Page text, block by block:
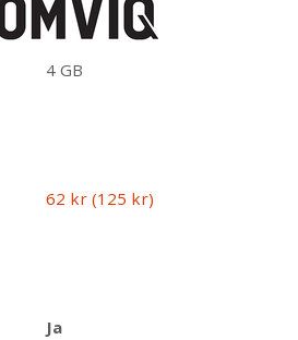
4 GB
62 kr (125 kr)
Ja